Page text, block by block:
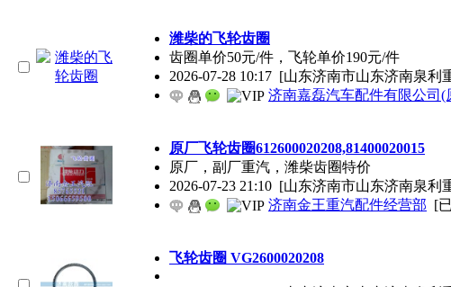
潍柴的飞轮齿圈
齿圈单价50元/件，飞轮单价190元/件
2026-07-28 10:17 [山东济南市山东济南泉利
济南嘉磊汽车配件有限公司(
原厂飞轮齿圈612600020208,81400020015
原厂，副厂重汽，潍柴齿圈特价
2026-07-23 21:10 [山东济南市山东济南泉利
济南金王重汽配件经营部 [
飞轮齿圈 VG2600020208